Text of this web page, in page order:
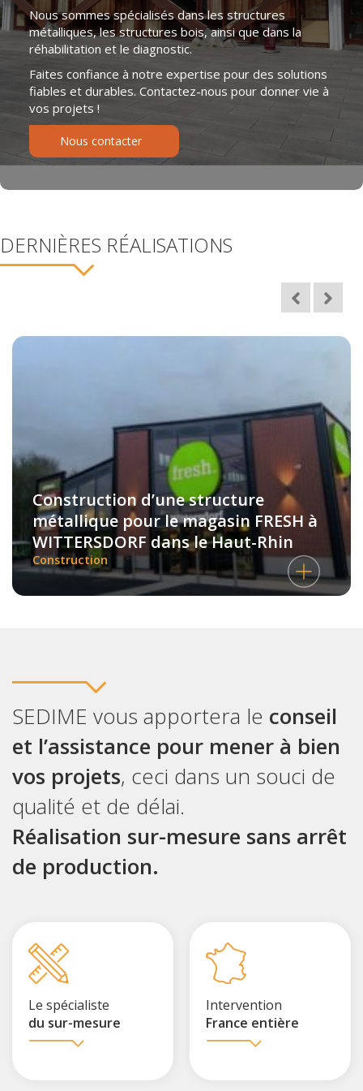
Nous sommes spécialisés dans les structures
métalliques, les structures bois, ainsi que dans la
réhabilitation et le diagnostic.
Faites confiance à notre expertise pour des solutions
fiables et durables. Contactez-nous pour donner vie à
vos projets !
Nous contacter
DERNIÈRES RÉALISATIONS
Construction d’une structure
métallique pour le magasin FRESH à
WITTERSDORF dans le Haut-Rhin
Construction
SEDIME vous apportera le conseil
et l’assistance pour mener à bien
vos projets, ceci dans un souci de
qualité et de délai.
Réalisation sur-mesure sans arrêt
de production.
Le spécialiste
du sur-mesure
Intervention
France entière